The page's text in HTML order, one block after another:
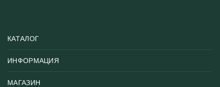
КАТАЛОГ
Популярные
Тематики фотообоев
ИНФОРМАЦИЯ
МАГАЗИН